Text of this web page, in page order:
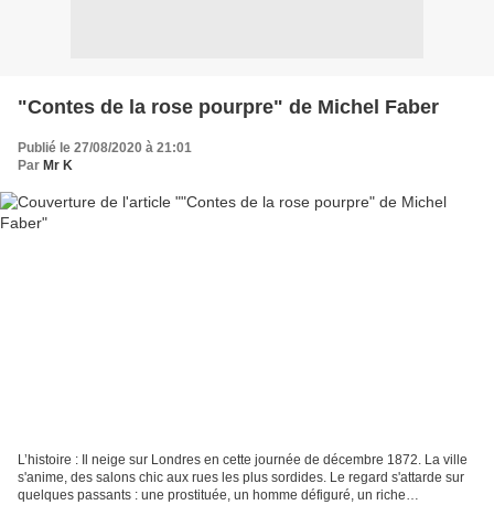
"Contes de la rose pourpre" de Michel Faber
Publié le 27/08/2020 à 21:01
Par Mr K
L’histoire : Il neige sur Londres en cette journée de décembre 1872. La ville
s'anime, des salons chic aux rues les plus sordides. Le regard s'attarde sur
quelques passants : une prostituée, un homme défiguré, un riche